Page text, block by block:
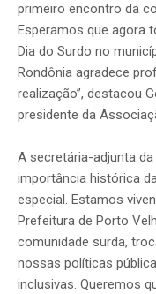
primeiro encontro da
Esperamos que agora
Dia do Surdo no
Rondônia agradece
realização”, destacou
presidente da
A secretária-adjunta
importância histórica
especial. Estamos
Prefeitura de Porto
comunidade surda,
nossas políticas
inclusivas. Queremos